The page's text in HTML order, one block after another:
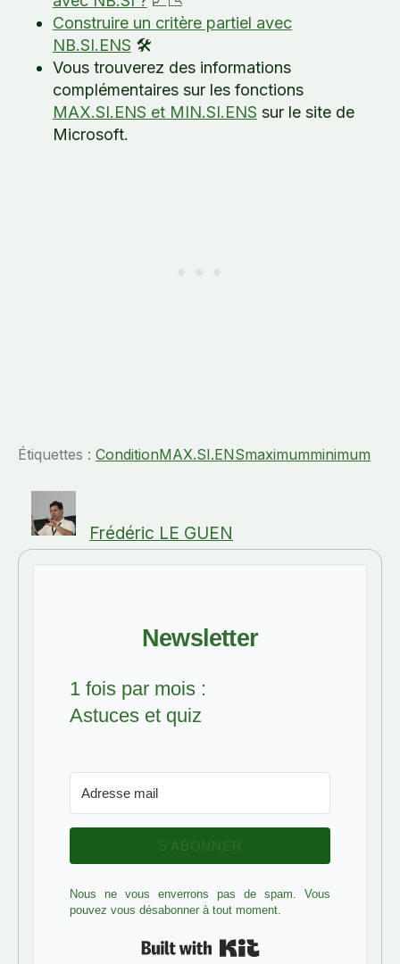
Construire un critère partiel avec
NB.SI.ENS 🛠️
Vous trouverez des informations
complémentaires sur les fonctions
MAX.SI.ENS et MIN.SI.ENS sur le site de
Microsoft.
Étiquettes : ConditionMAX.SI.ENSmaximumminimum
Frédéric LE GUEN
Newsletter
1 fois par mois :
Astuces et quiz
S’ABONNER
Nous ne vous enverrons pas de spam. Vous
pouvez vous désabonner à tout moment.
Built with Kit